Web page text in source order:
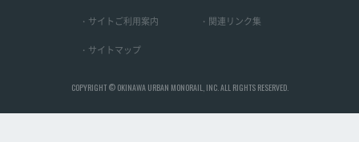
・サイトご利用案内 ・関連リンク集
・サイトマップ
COPYRIGHT © OKINAWA URBAN MONORAIL, INC. ALL RIGHTS RESERVED.